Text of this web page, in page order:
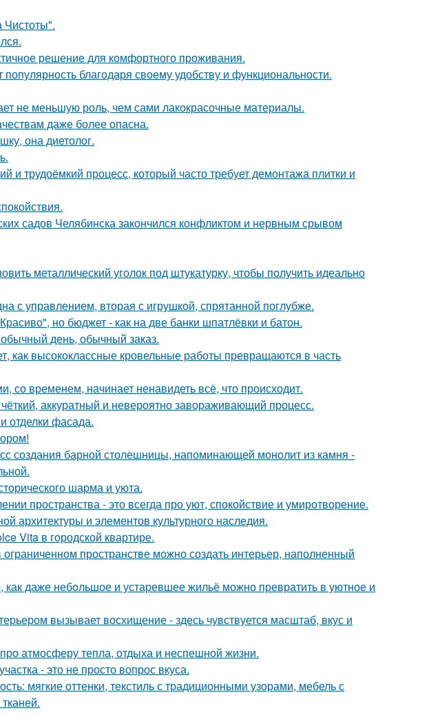
Чистоты".
решение для комфортного проживания.
благодаря своему удобству и функциональности.
не меньшую роль, чем сами лакокрасочные материалы.
даже более опасна.
она диетолог.
и трудоёмкий процесс, который часто требует демонтажа плитки и
садов Челябинска закончился конфликтом и нервным срывом
металлический уголок под штукатурку, чтобы получить идеально
с управлением, вторая с игрушкой, спрятанной поглубже.
но бюджет - как на две банки шпатлёвки и батон.
день, обычный заказ.
как высококлассные кровельные работы превращаются в часть
со временем, начинает ненавидеть всё, что происходит.
аккуратный и невероятно завораживающий процесс.
отделки фасада.
создания барной столешницы, напоминающей монолит из камня -
шарма и уюта.
пространства - это всегда про уют, спокойствие и умиротворение.
архитектуры и элементов культурного наследия.
Vita в городской квартире.
ограниченном пространстве можно создать интерьер, наполненный
как даже небольшое и устаревшее жильё можно превратить в уютное и
вызывает восхищение - здесь чувствуется масштаб, вкус и
атмосферу тепла, отдыха и неспешной жизни.
- это не просто вопрос вкуса.
мягкие оттенки, текстиль с традиционными узорами, мебель с